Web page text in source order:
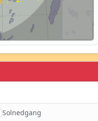
Solnedgang